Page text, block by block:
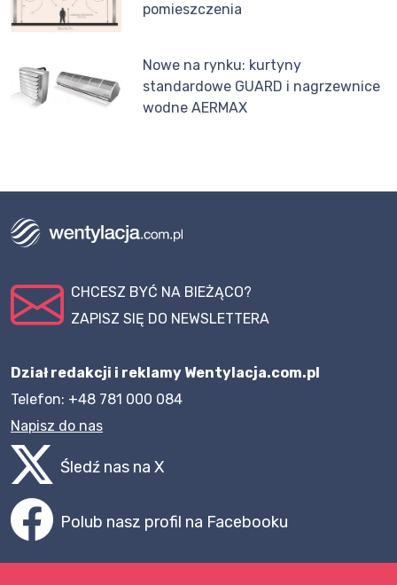
pomieszczenia
Nowe na rynku: kurtyny
standardowe GUARD i nagrzewnice
wodne AERMAX
CHCESZ BYĆ NA BIEŻĄCO?
ZAPISZ SIĘ DO NEWSLETTERA
Dział redakcji i reklamy Wentylacja.com.pl
Telefon: +48 781 000 084
Napisz do nas
Śledź nas na X
Polub nasz profil na Facebooku